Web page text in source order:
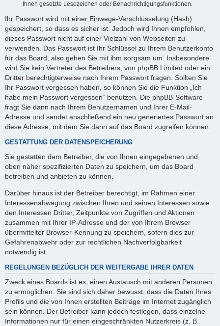
Ihnen gesetzte Lesezeichen oder Benachrichtigungsfunktionen.
Ihr Passwort wird mit einer Einwege-Verschlüsselung (Hash)
gespeichert, so dass es sicher ist. Jedoch wird Ihnen empfohlen,
dieses Passwort nicht auf einer Vielzahl von Webseiten zu
verwenden. Das Passwort ist Ihr Schlüssel zu Ihrem Benutzerkonto
für das Board, also gehen Sie mit ihm sorgsam um. Insbesondere
wird Sie kein Vertreter des Betreibers, von phpBB Limited oder ein
Dritter berechtigterweise nach Ihrem Passwort fragen. Sollten Sie
Ihr Passwort vergessen haben, so können Sie die Funktion „Ich
habe mein Passwort vergessen“ benutzen. Die phpBB-Software
fragt Sie dann nach Ihrem Benutzernamen und Ihrer E-Mail-
Adresse und sendet anschließend ein neu generiertes Passwort an
diese Adresse, mit dem Sie dann auf das Board zugreifen können.
GESTATTUNG DER DATENSPEICHERUNG
Sie gestatten dem Betreiber, die von Ihnen eingegebenen und
oben näher spezifizierten Daten zu speichern, um das Board
betreiben und anbieten zu können.
Darüber hinaus ist der Betreiber berechtigt, im Rahmen einer
Interessenabwägung zwischen Ihren und seinen Interessen sowie
den Interessen Dritter, Zeitpunkte von Zugriffen und Aktionen
zusammen mit Ihrer IP-Adresse und der von Ihrem Browser
übermittelter Browser-Kennung zu speichern, sofern dies zur
Gefahrenabwehr oder zur rechtlichen Nachverfolgbarkeit
notwendig ist.
REGELUNGEN BEZÜGLICH DER WEITERGABE IHRER DATEN
Zweck eines Boards ist es, einen Austausch mit anderen Personen
zu ermöglichen. Sie sind sich daher bewusst, dass die Daten Ihres
Profils und die von Ihnen erstellten Beiträge im Internet zugänglich
sein können. Der Betreiber kann jedoch festlegen, dass einzelne
Informationen nur für einen eingeschränkten Nutzerkreis (z. B.